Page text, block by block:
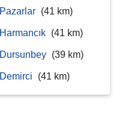
Pazarlar (41 km)
Harmancık (41 km)
Dursunbey (39 km)
Demirci (41 km)